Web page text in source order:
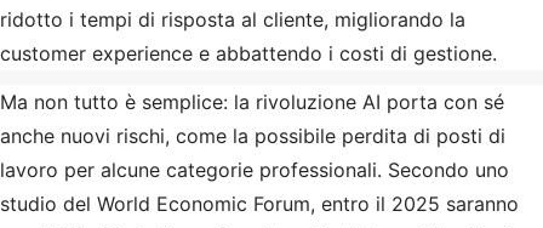
ridotto i tempi di risposta al cliente, migliorando la
customer experience e abbattendo i costi di gestione.
Ma non tutto è semplice: la rivoluzione AI porta con sé
anche nuovi rischi, come la possibile perdita di posti di
lavoro per alcune categorie professionali. Secondo uno
studio del World Economic Forum, entro il 2025 saranno